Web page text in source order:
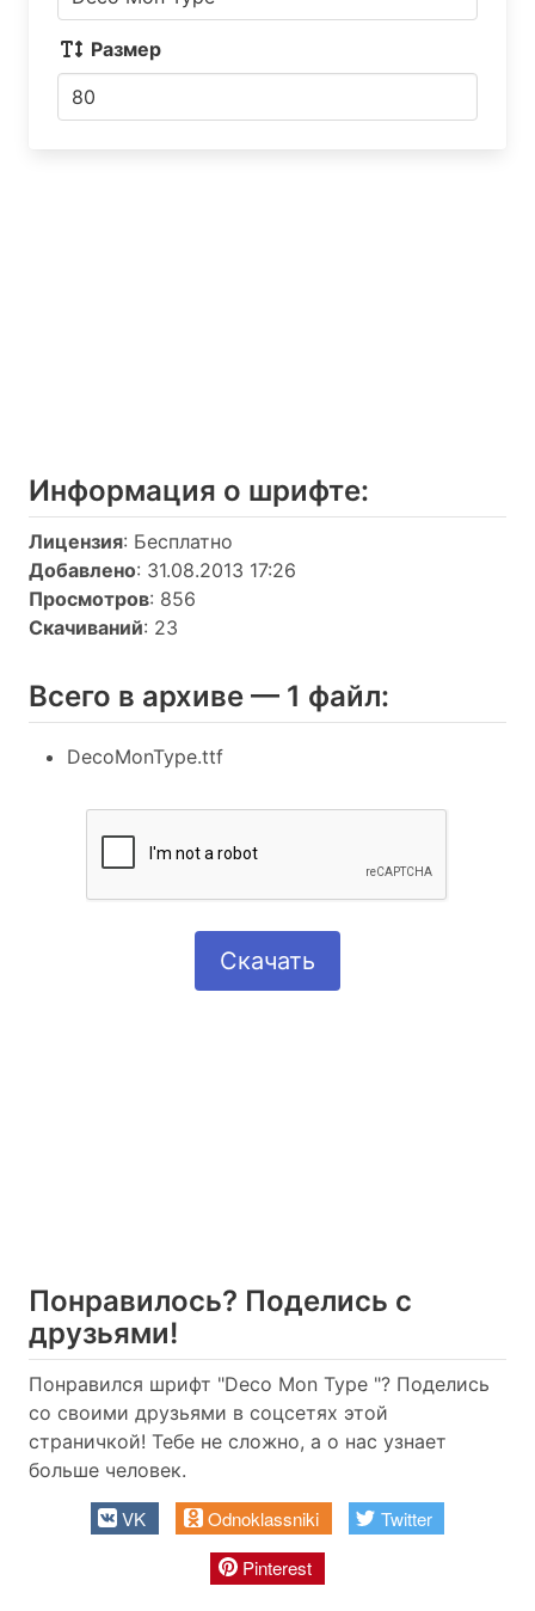
Размер
Информация о шрифтe:
Лицензия: Бесплатно
Добавлено: 31.08.2013 17:26
Просмотров: 856
Скачиваний: 23
Всего в архиве — 1 файл:
DecoMonType.ttf
Скачать
Понравилось? Поделись с
друзьями!
Понравился шрифт "Deco Mon Type "? Поделись
со своими друзьями в соцсетях этой
страничкой! Тебе не сложно, а о нас узнает
больше человек.
VK Odnoklassniki
Twitter
Pinterest